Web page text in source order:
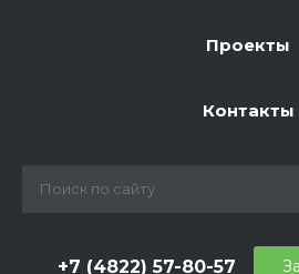
Проекты
Контакты
+7 (4822) 57-80-57